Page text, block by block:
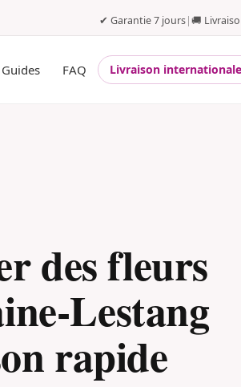
✔ Garantie 7 jours|🚚
Guides FAQ Livraison
des fleurs
Lestang
rapide